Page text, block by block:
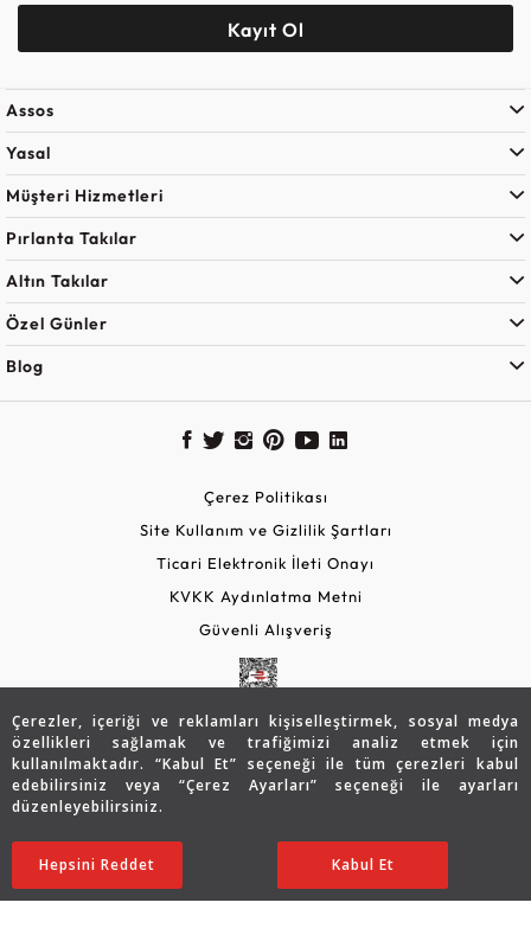
Çerezler, içeriği ve reklamları kişiselleştirmek, sosyal medya
özellikleri sağlamak ve trafiğimizi analiz etmek için
kullanılmaktadır. “Kabul Et” seçeneği ile tüm çerezleri kabul
edebilirsiniz veya “Çerez Ayarları” seçeneği ile ayarları
düzenleyebilirsiniz.
Ayarları Düzenle
Hepsini Reddet Kabul Et
78.546 TL
54.975TL SATIN ALIN
Kayıt Ol
Assos
Yasal
Müşteri Hizmetleri
Pırlanta Takılar
Altın Takılar
Özel Günler
Blog
Çerez Politikası
Site Kullanım ve Gizlilik Şartları
Ticari Elektronik İleti Onayı
KVKK Aydınlatma Metni
Güvenli Alışveriş
Copyright © 2026 Assos Pırlanta - Bu sitenin tüm hakları